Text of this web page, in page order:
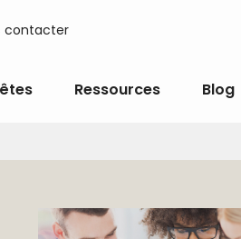
contacter
Ressources Blog